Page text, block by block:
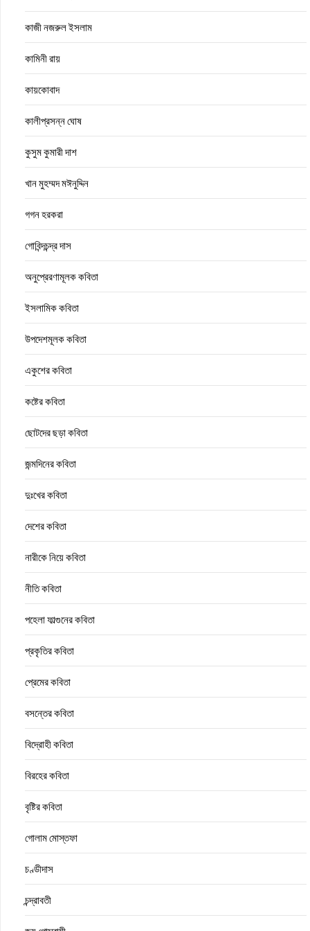
কাজী নজরুল ইসলাম
কামিনী রায়
কায়কোবাদ
কালীপ্রসন্ন ঘোষ
কুসুম কুমারী দাশ
খান মুহম্মদ মঈনুদ্দিন
গগন হরকরা
গোবিন্দচন্দ্র দাস
অনুপ্রেরণামূলক কবিতা
ইসলামিক কবিতা
উপদেশমূলক কবিতা
একুশের কবিতা
কষ্টের কবিতা
ছোটদের ছড়া কবিতা
জন্মদিনের কবিতা
দুঃখের কবিতা
দেশের কবিতা
নারীকে নিয়ে কবিতা
নীতি কবিতা
পহেলা ফাল্গুনের কবিতা
প্রকৃতির কবিতা
প্রেমের কবিতা
বসন্তের কবিতা
বিদ্রোহী কবিতা
বিরহের কবিতা
বৃষ্টির কবিতা
গোলাম মোস্তফা
চণ্ডীদাস
চন্দ্রাবতী